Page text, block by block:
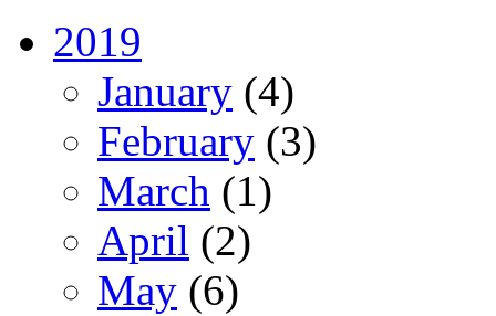
2019
January (4)
February (3)
March (1)
April (2)
May (6)